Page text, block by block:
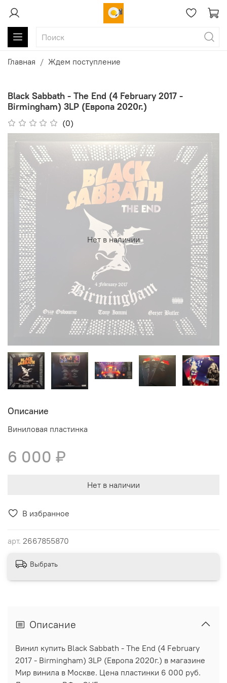
Главная Ждем поступление
Black Sabbath - The End (4 February 2017 -
Birmingham) 3LP (Европа 2020г.)
(0)
В избранное
арт. 2667855870
Нет в наличии
Описание
Виниловая пластинка
6 000 ₽
Нет в наличии
Выбрать
Описание
Винил купить Black Sabbath - The End (4 February
2017 - Birmingham) 3LP (Европа 2020г.) в магазине
Мир винила в Москве. Цена пластинки 6 000 руб.